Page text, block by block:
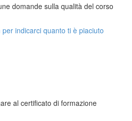
domande sulla qualità del corso
indicarci quanto ti è piaciuto
al certificato di formazione